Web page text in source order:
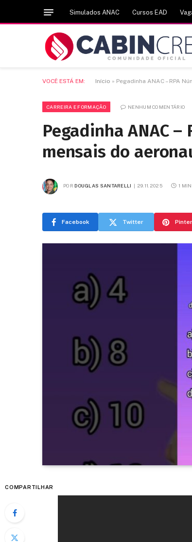
Simulados ANAC Cursos EAD
VOCÊ ESTÁ EM: Início » Pegadinha ANAC – RPA
CARREIRA E FORMAÇÃO NENHUM COMENTÁRIO
Pegadinha ANAC
mensais do
POR DOUGLAS SANTARELLI 29.11.2025 1
Facebook Twitter
COMPARTILHAR